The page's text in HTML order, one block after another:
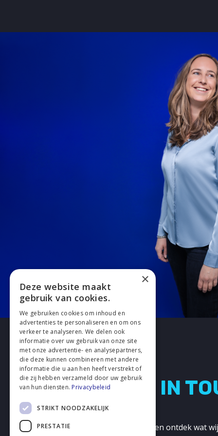
LETS GET IN
Neem contact met ons op en ontdek wat
×
Deze website maakt
gebruik van cookies.
We gebruiken cookies om inhoud en
advertenties te personaliseren en om ons
verkeer te analyseren. We delen ook
informatie over uw gebruik van onze site
met onze advertentie- en analysepartners,
die deze kunnen combineren met andere
informatie die u aan hen heeft verstrekt of
die zij hebben verzameld door uw gebruik
van hun diensten. Privacybeleid
STRIKT NOODZAKELIJK
PRESTATIE